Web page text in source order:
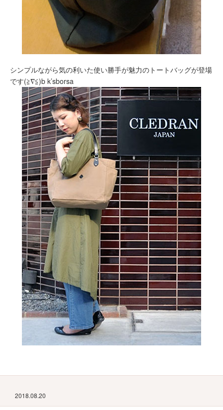
シンプルながら気の利いた使い勝手が魅力のトートバッグが登場
です(≧∇≦)b k’sborsa
2018.08.20